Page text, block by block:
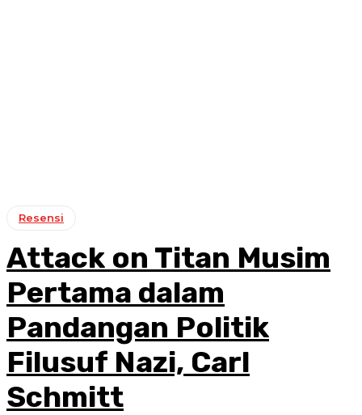
Resensi
Attack on Titan Musim
Pertama dalam
Pandangan Politik
Filusuf Nazi, Carl
Schmitt